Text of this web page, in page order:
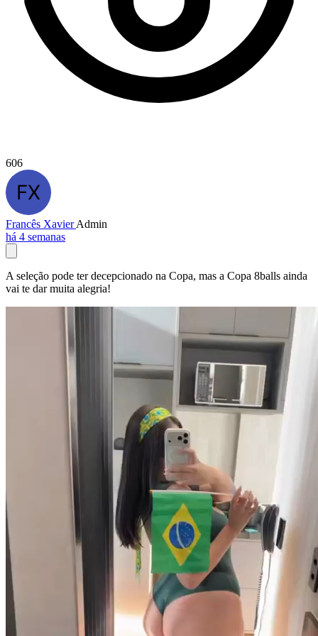
606
Francês XavierAdmin
há 4 semanas
A seleção pode ter decepcionado na Copa, mas a Copa 8balls ainda
vai te dar muita alegria!